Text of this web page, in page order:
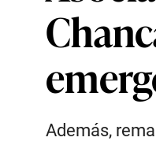
Además,